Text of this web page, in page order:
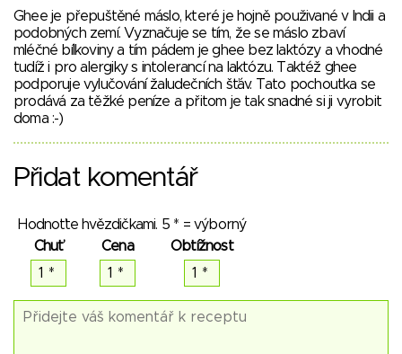
Ghee je přepuštěné máslo, které je hojně použivané v Indii a
podobných zemí. Vyznačuje se tím, že se máslo zbaví
mléčné bílkoviny a tím pádem je ghee bez laktózy a vhodné
tudíž i pro alergiky s intolerancí na laktózu. Taktéž ghee
podporuje vylučování žaludečních šťáv. Tato pochoutka se
prodává za těžké peníze a přitom je tak snadné si ji vyrobit
doma :-)
Přidat komentář
Hodnoťte hvězdičkami. 5 * = výborný
Chuť
Cena Obtížnost